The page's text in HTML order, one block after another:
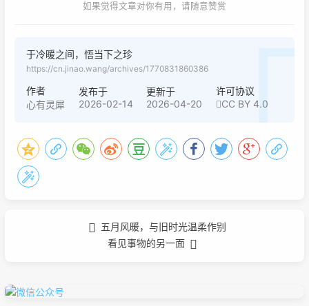
如果觉得文章对你有用，请随意赞赏
于冷暖之间，悟当下之珍
https://cn.jinao.wang/archives/1770831860386
作者
心有灵犀
发布于
2026-02-14
更新于
2026-04-20
许可协议
CC BY 4.0
五月风暖，与旧时光温柔作别
看见事物的另一面